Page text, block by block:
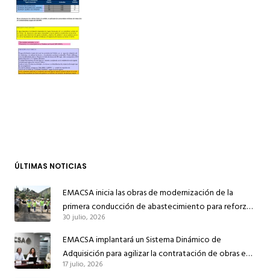
ÚLTIMAS NOTICIAS
EMACSA inicia las obras de modernización de la
primera conducción de abastecimiento para reforzar
el suministro de agua de Córdoba
30 julio, 2026
EMACSA implantará un Sistema Dinámico de
Adquisición para agilizar la contratación de obras en
sus redes e instalaciones
17 julio, 2026